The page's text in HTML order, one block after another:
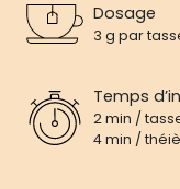
Dosage
3 g par
Temps
2 min /
4 min /